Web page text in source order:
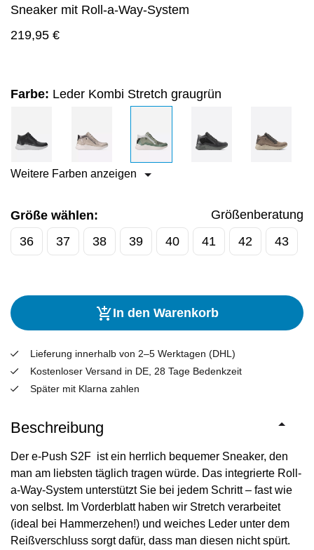
Sneaker mit Roll-a-Way-System
219,95 €
Farbe: Leder Kombi Stretch graugrün
Weitere Farben anzeigen
Größe wählen:
Größenberatung
36
37 38 39 40 41 42 43
In den Warenkorb
Lieferung innerhalb von 2–5 Werktagen (DHL)
Kostenloser Versand in DE, 28 Tage Bedenkzeit
Später mit Klarna zahlen
Beschreibung
Der e-Push S2F ist ein herrlich bequemer Sneaker, den
man am liebsten täglich tragen würde. Das integrierte Roll-
a-Way-System unterstützt Sie bei jedem Schritt – fast wie
von selbst. Im Vorderblatt haben wir Stretch verarbeitet
(ideal bei Hammerzehen!) und weiches Leder unter dem
Reißverschluss sorgt dafür, dass man diesen nicht spürt.